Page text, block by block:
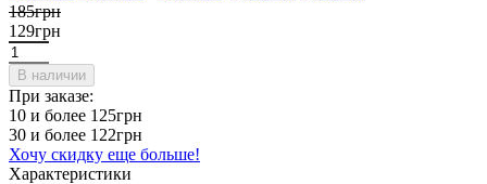
185грн
129грн
В наличии
При заказе:
10 и более 125грн
30 и более 122грн
Хочу скидку еще больше!
Характеристики